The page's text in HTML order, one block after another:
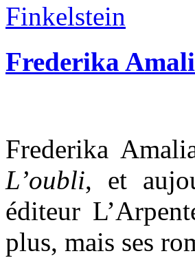
Frederika
Frederika
L’oubli, et
éditeur
plus, mais ses